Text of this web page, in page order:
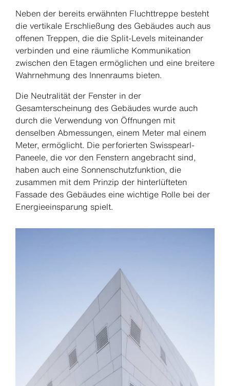
Neben der bereits erwähnten Fluchttreppe besteht
die vertikale Erschließung des Gebäudes auch aus
offenen Treppen, die die Split-Levels miteinander
verbinden und eine räumliche Kommunikation
zwischen den Etagen ermöglichen und eine breitere
Wahrnehmung des Innenraums bieten.
Die Neutralität der Fenster in der
Gesamterscheinung des Gebäudes wurde auch
durch die Verwendung von Öffnungen mit
denselben Abmessungen, einem Meter mal einem
Meter, ermöglicht. Die perforierten Swisspearl-
Paneele, die vor den Fenstern angebracht sind,
haben auch eine Sonnenschutzfunktion, die
zusammen mit dem Prinzip der hinterlüfteten
Fassade des Gebäudes eine wichtige Rolle bei der
Energieeinsparung spielt.